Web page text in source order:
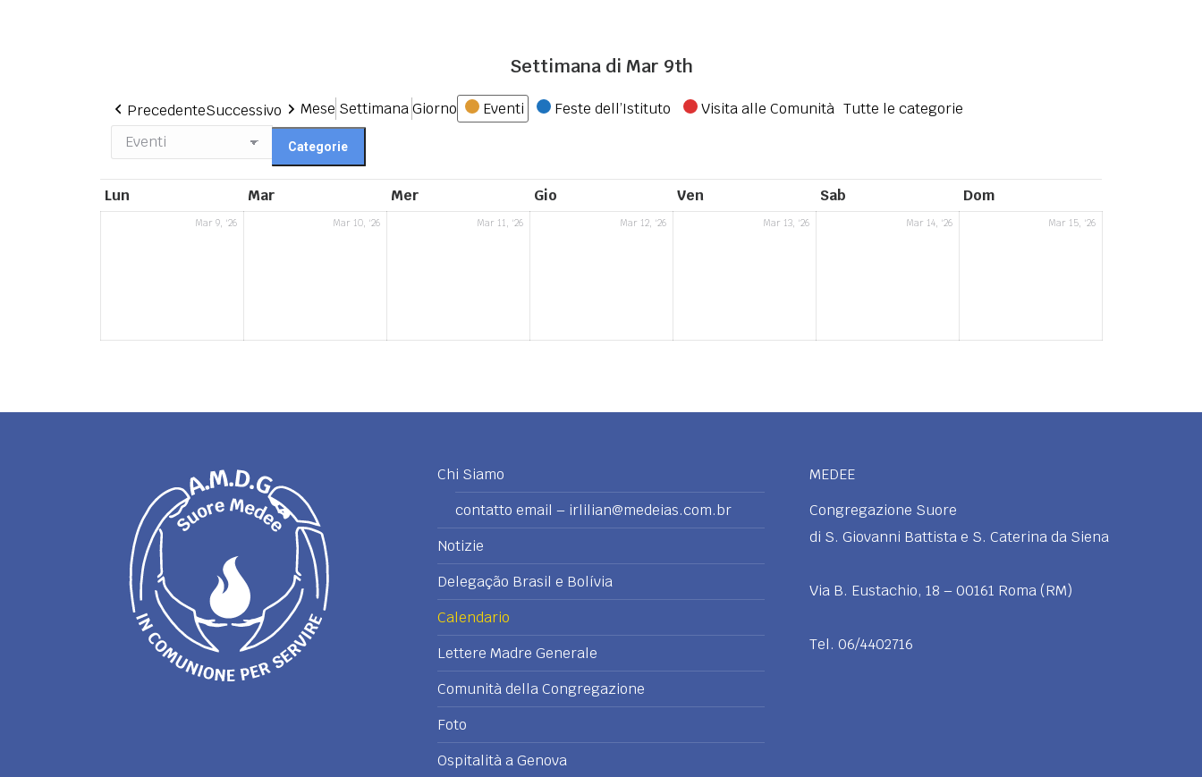
Settimana di Mar 9th
PrecedenteSuccessivo Mese SettimanaGiorno Categorie
Eventi Feste dell’Istituto Visita alle Comunità Tutte le categorie
Categorie
Lun Mar Mer Gio Ven Sab Dom
Mar 9, '269
Mar 10, '2610
Mar 11, '2611
Mar 12, '2612
Mar 13, '2613
Mar 14, '2614
Mar 15, '2615
Chi Siamo
contatto email – irlilian@medeias.com.br
Notizie
Delegação Brasil e Bolívia
Calendario
Lettere Madre Generale
Comunità della Congregazione
Foto
Ospitalità a Genova
MEDEE
Congregazione Suore
di S. Giovanni Battista e S. Caterina da Siena
Via B. Eustachio, 18 – 00161 Roma (RM)
Tel. 06/4402716